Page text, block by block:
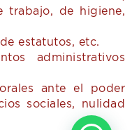
trabajo, de higiene,
estatutos, etc.
administrativos
ante el poder
sociales, nulidad